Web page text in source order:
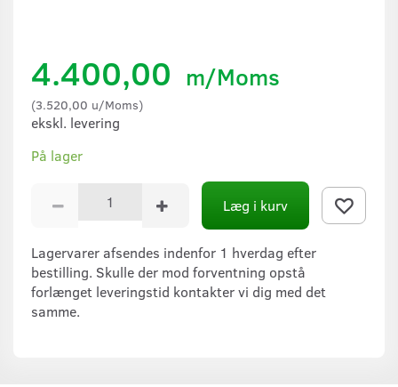
4.400,00 m/Moms
(3.520,00 u/Moms)
ekskl. levering
På lager
Læg i kurv
Lagervarer afsendes indenfor 1 hverdag efter
bestilling. Skulle der mod forventning opstå
forlænget leveringstid kontakter vi dig med det
samme.